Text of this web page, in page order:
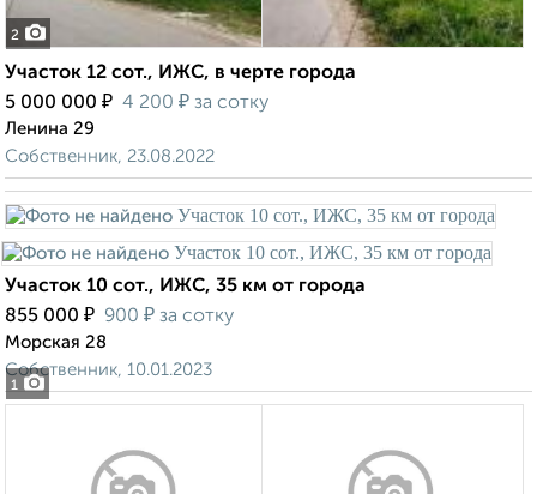
2
Участок 12 сот., ИЖС, в черте города
5 000 000 ₽ 4 200 ₽ за сотку
Ленина 29
Собственник, 23.08.2022
1
Участок 10 сот., ИЖС, 35 км от города
855 000 ₽ 900 ₽ за сотку
Морская 28
Собственник, 10.01.2023